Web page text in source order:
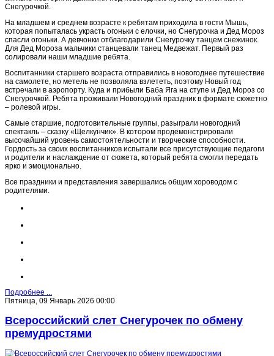
Снегурочкой.
На младшем и среднем возрасте к ребятам приходила в гости Мышь,
которая попыталась украсть огоньки с елочки, но Снегурочка и Дед Мороз
спасли огоньки. А девчонки отблагодарили Снегурочку танцем снежинок.
Для Дед Мороза мальчики станцевали танец Медвежат. Первый раз
солировали наши младшие ребята.
Воспитанники старшего возраста отправились в новогоднее путешествие
на самолете, но метель не позволяла взлететь, поэтому Новый год
встречали в аэропорту. Куда и прибыли Баба Яга на ступе и Дед Мороз со
Снегурочкой. Ребята проживали Новогодний праздник в формате сюжетно
– ролевой игры.
Самые старшие, подготовительные группы, разыграли новогодний
спектакль – сказку «Щелкунчик». В котором продемонстрировали
высочайший уровень самостоятельности и творческие способности.
Гордость за своих воспитанников испытали все присутствующие педагоги
и родители и наслаждение от сюжета, который ребята смогли передать
ярко и эмоционально.
Все праздники и представления завершались общим хороводом с
родителями.
Подробнее ...
Пятница, 09 Январь 2026 00:00
Всероссийский слет Снегурочек по обмену
премудростями